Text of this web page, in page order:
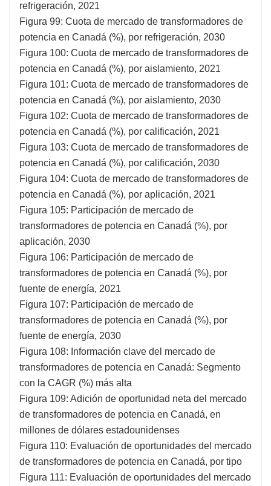
refrigeración, 2021
Figura 99: Cuota de mercado de transformadores de
potencia en Canadá (%), por refrigeración, 2030
Figura 100: Cuota de mercado de transformadores de
potencia en Canadá (%), por aislamiento, 2021
Figura 101: Cuota de mercado de transformadores de
potencia en Canadá (%), por aislamiento, 2030
Figura 102: Cuota de mercado de transformadores de
potencia en Canadá (%), por calificación, 2021
Figura 103: Cuota de mercado de transformadores de
potencia en Canadá (%), por calificación, 2030
Figura 104: Cuota de mercado de transformadores de
potencia en Canadá (%), por aplicación, 2021
Figura 105: Participación de mercado de
transformadores de potencia en Canadá (%), por
aplicación, 2030
Figura 106: Participación de mercado de
transformadores de potencia en Canadá (%), por
fuente de energía, 2021
Figura 107: Participación de mercado de
transformadores de potencia en Canadá (%), por
fuente de energía, 2030
Figura 108: Información clave del mercado de
transformadores de potencia en Canadá: Segmento
con la CAGR (%) más alta
Figura 109: Adición de oportunidad neta del mercado
de transformadores de potencia en Canadá, en
millones de dólares estadounidenses
Figura 110: Evaluación de oportunidades del mercado
de transformadores de potencia en Canadá, por tipo
Figura 111: Evaluación de oportunidades del mercado